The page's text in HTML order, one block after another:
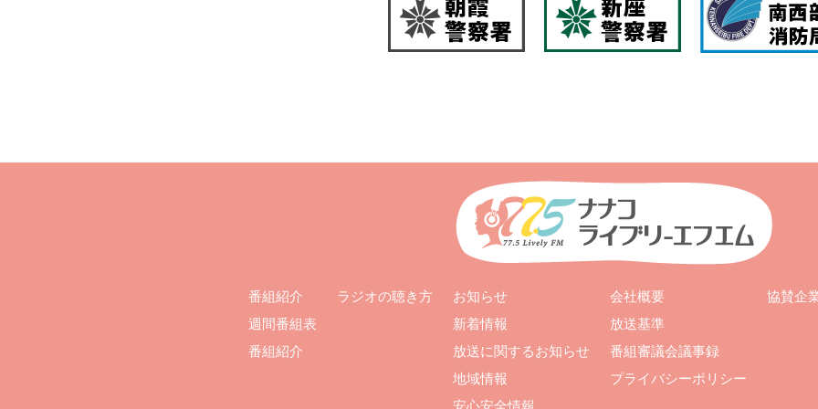
番組紹介
週間番組表
番組紹介
ラジオの聴き方
お知らせ
新着情報
放送に関するお知らせ
地域情報
安心安全情報
会社概要
放送基準
番組審議会議事録
プライバシーポリシー
協賛企